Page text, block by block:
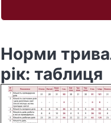
Норми
рік: таблиця